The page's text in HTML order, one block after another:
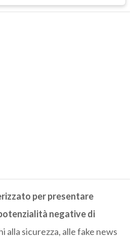
per presentare
negative di
alla sicurezza, alle fake news